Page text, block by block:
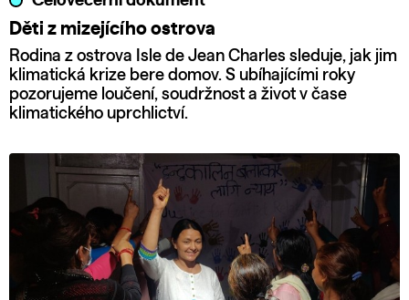
Děti z mizejícího ostrova
Rodina z ostrova Isle de Jean Charles sleduje, jak jim
klimatická krize bere domov. S ubíhajícími roky
pozorujeme loučení, soudržnost a život v čase
klimatického uprchlictví.